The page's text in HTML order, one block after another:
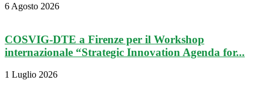
6 Agosto 2026
COSVIG-DTE a Firenze per il Workshop
internazionale “Strategic Innovation Agenda for...
1 Luglio 2026